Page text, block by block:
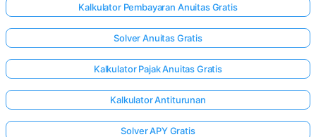
Kalkulator Pembayaran Anuitas Gratis
Solver Anuitas Gratis
Kalkulator Pajak Anuitas Gratis
Kalkulator Antiturunan
Solver APY Gratis